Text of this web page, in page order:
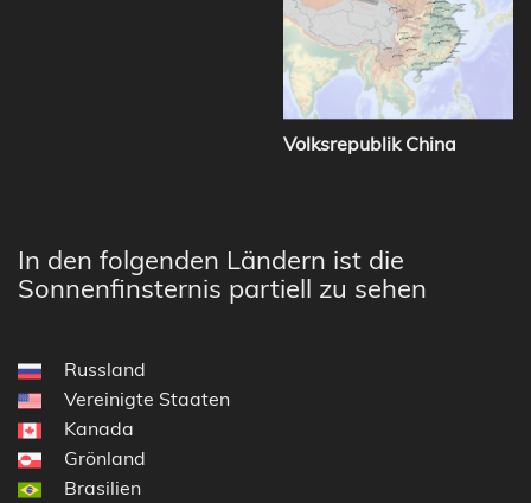
Volksrepublik China
In den folgenden Ländern ist die
Sonnenfinsternis partiell zu sehen
Russland
Vereinigte Staaten
Kanada
Grönland
Brasilien